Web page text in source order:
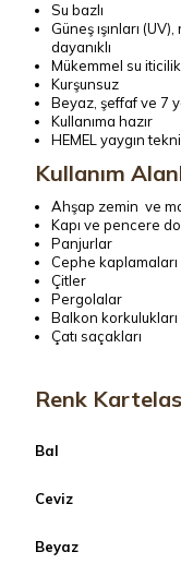
Su bazlı
Güneş ışınları
dayanıklı
Mükemmel su iticilik
Kurşunsuz
Beyaz, şeffaf ve 7
Kullanıma hazır
HEMEL yaygın
Kullanım
Ahşap zemin ve
Kapı ve pencere
Panjurlar
Cephe kaplamaları
Çitler
Pergolalar
Balkon korkulukları
Çatı saçakları
Renk
Bal
Ceviz
Beyaz